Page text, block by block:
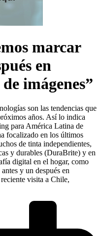
marcar
en
imágenes”
son las tendencias que
años. Así lo indica
para América Latina de
focalizado en los últimos
de tinta independientes,
y durables (DuraBrite) y en
digital en el hogar, como
y un después en
visita a Chile,